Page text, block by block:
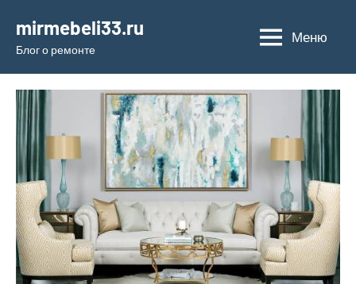
содержимому
mirmebeli33.ru
Блог о ремонте
Меню